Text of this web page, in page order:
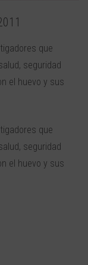
que
seguridad
el huevo y sus
que
seguridad
el huevo y sus